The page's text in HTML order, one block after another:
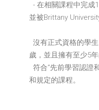
- 在相關課程中完成
並被Brittany
沒有正式資格的學
歲，並且擁有至少5年
符合“先前學習認證
和規定的課程。